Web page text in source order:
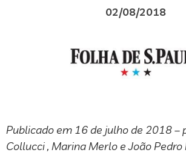
02/08/2018
Publicado em 16 de julho de 2018 –
Collucci , Marina Merlo e João